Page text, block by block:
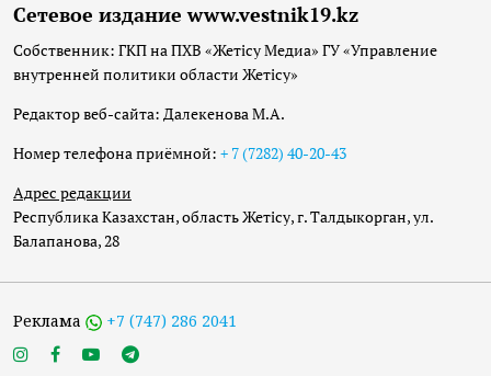
Сетевое издание www.vestnik19.kz
Собственник: ГКП на ПХВ «Жетісу Медиа» ГУ «Управление
внутренней политики области Жетісу»
Редактор веб-сайта: Далекенова М.А.
Номер телефона приёмной: + 7 (7282) 40-20-43
Адрес редакции
Республика Казахстан, область Жетісу, г. Талдыкорган, ул.
Балапанова, 28
Реклама +7 (747) 286 2041